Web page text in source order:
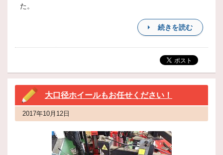
た。
続きを読む
大口径ホイールもお任せください！
2017年10月12日